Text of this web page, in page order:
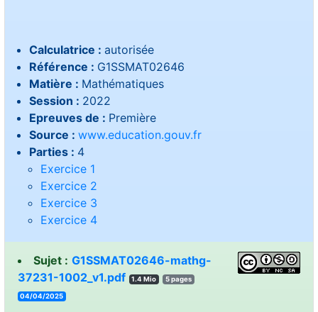
Calculatrice : autorisée
Référence : G1SSMAT02646
Matière : Mathématiques
Session : 2022
Epreuves de : Première
Source : www.education.gouv.fr
Parties : 4
Exercice 1
Exercice 2
Exercice 3
Exercice 4
Sujet : G1SSMAT02646-mathg-
37231-1002_v1.pdf
1.4 Mio 5 pages
04/04/2025